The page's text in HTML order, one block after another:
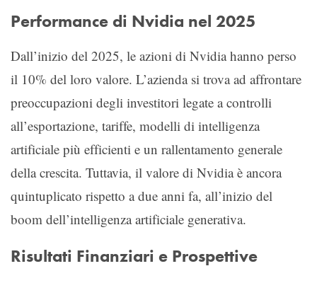
Performance di Nvidia nel 2025
Dall’inizio del 2025, le azioni di Nvidia hanno perso
il 10% del loro valore. L’azienda si trova ad affrontare
preoccupazioni degli investitori legate a controlli
all’esportazione, tariffe, modelli di intelligenza
artificiale più efficienti e un rallentamento generale
della crescita. Tuttavia, il valore di Nvidia è ancora
quintuplicato rispetto a due anni fa, all’inizio del
boom dell’intelligenza artificiale generativa.
Risultati Finanziari e Prospettive